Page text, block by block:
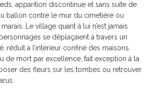
apparition discontinue et sans suite de
ballon contre le mur du cimetière ou
Le village quant à lui n’est jamais
se déplaçaient à travers un
réduit à l’intérieur confiné des maisons.
de mort par excellence, fait exception à la
des fleurs sur les tombes ou retrouver